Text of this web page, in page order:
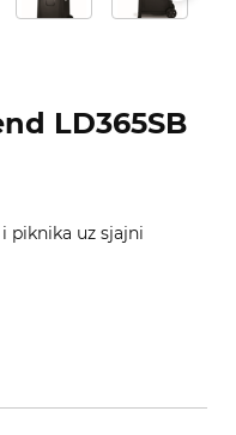
LD365SB
piknika uz sjajni